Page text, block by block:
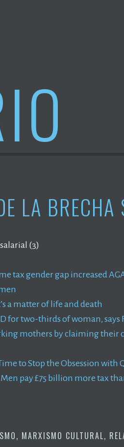
LA
(3)
tax gender gap increased
a matter of life and death
for two-thirds of woman, says
mothers by claiming their
to Stop the Obsession
pay £75 billion more tax
, MARXISMO CULTURAL,